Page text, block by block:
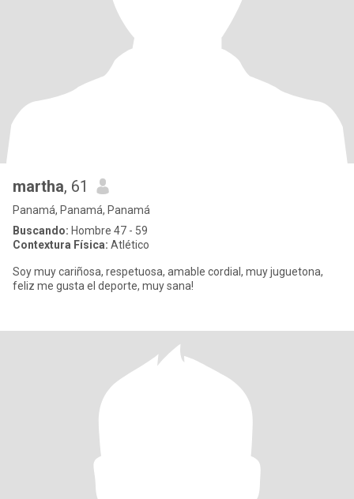
martha, 61
Panamá, Panamá, Panamá
Buscando: Hombre 47 - 59
Contextura Física: Atlético
Soy muy cariñosa, respetuosa, amable cordial, muy juguetona,
feliz me gusta el deporte, muy sana!